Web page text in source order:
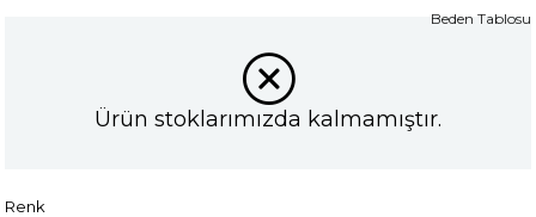
Ürün stoklarımızda kalmamıştır.
Renk
Beden Tablosu